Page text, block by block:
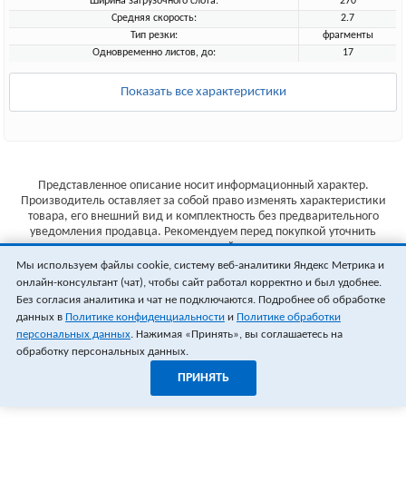
Средняя скорость:
2.7
Тип резки:
фрагменты
Одновременно листов, до:
17
Показать все характеристики
Представленное описание носит информационный характер.
Производитель оставляет за собой право изменять характеристики
товара, его внешний вид и комплектность без предварительного
уведомления продавца. Рекомендуем перед покупкой уточнить
характеристики товара на сайте производителя.
Указанные цены не являются публичной офертой (ст.435 ГК РФ).
Стоимость и наличие товара уточняйте у менеджера.
Мы используем файлы cookie, систему веб-аналитики Яндекс Метрика и
онлайн-консультант (чат), чтобы сайт работал корректно и был удобнее.
Без согласия аналитика и чат не подключаются. Подробнее об обработке
данных в Политике конфиденциальности и Политике обработки
персональных данных. Нажимая «Принять», вы соглашаетесь на
обработку персональных данных.
ПРИНЯТЬ